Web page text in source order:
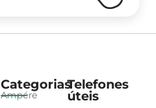
Categorias
Ampére
Telefones
úteis